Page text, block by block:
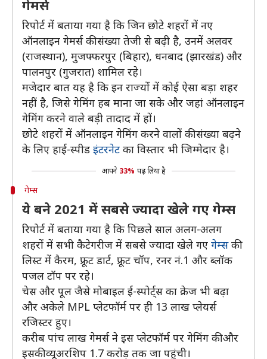
गेमर्स
रिपोर्ट में बताया गया है कि जिन छोटे शहरों में नए
ऑनलाइन गेमर्स की संख्या तेजी से बढ़ी है, उनमें अलवर
(राजस्थान), मुजफ्फरपुर (बिहार), धनबाद (झारखंड) और
पालनपुर (गुजरात) शामिल रहे।
मजेदार बात यह है कि इन राज्यों में कोई ऐसा बड़ा शहर
नहीं है, जिसे गेमिंग हब माना जा सके और जहां ऑनलाइन
गेमिंग करने वाले बड़ी तादाद में हों।
छोटे शहरों में ऑनलाइन गेमिंग करने वालों की संख्या बढ़ने
के लिए हाई-स्पीड इंटरनेट का विस्तार भी जिम्मेदार है।
आपने 33% पढ़ लिया है
गेम्स
ये बने 2021 में सबसे ज्यादा खेले गए गेम्स
रिपोर्ट में बताया गया है कि पिछले साल अलग-अलग
शहरों में सभी कैटेगरीज में सबसे ज्यादा खेले गए गेम्सकी
लिस्ट में कैरम, फ्रूट डार्ट, फ्रूट चॉप, रनर नं.1 और ब्लॉक
पजल टॉप पर रहे।
चेस और पूल जैसे मोबाइल ई-स्पोर्ट्स का क्रेज भी बढ़ा
और अकेले MPL प्लेटफॉर्म पर ही 13 लाख प्लेयर्स
रजिस्टर हुए।
करीब पांच लाख गेमर्स ने इस प्लेटफॉर्म पर गेमिंग की और
इसकी व्यूअरशिप 1.7 करोड़ तक जा पहुंची।